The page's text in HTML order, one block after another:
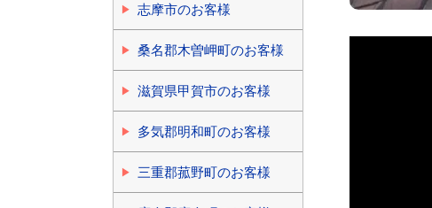
志摩市のお客様
桑名郡木曽岬町のお客様
滋賀県甲賀市のお客様
多気郡明和町のお客様
三重郡菰野町のお客様